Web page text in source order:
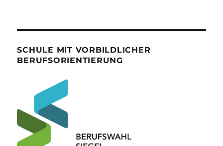
SCHULE MIT VORBILDLICHER
BERUFSORIENTIERUNG